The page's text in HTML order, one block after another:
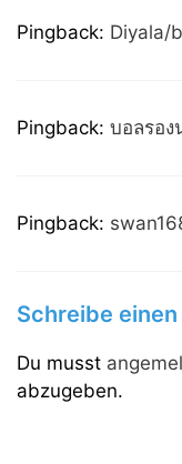
Pingback: Diyala/
Pingback: บอลรอ
Pingback:
Schreibe
Du musst
abzugeben.